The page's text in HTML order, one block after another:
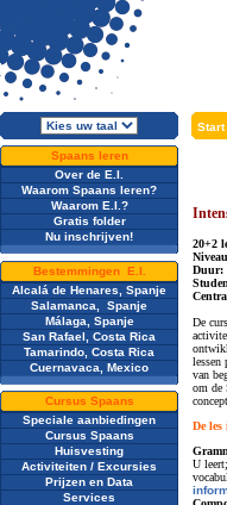
Start
Spaans leren
Over de E.I.
Waarom Spaans leren?
Waarom E.I.?
Gratis folder
Nu inschrijven!
Bestemmingen E.I.
Alcalá de Henares, Spanje
Salamanca, Spanje
Málaga, Spanje
San Rafael, Costa Rica
Tamarindo, Costa Rica
Cuernavaca, Mexico
Cursus Spaans
Speciale aanbiedingen
Cursus Spaans
Huisvesting
Activiteiten / Excursies
Prijzen en Data
Services
20+2
Duur:
De
lessen
van
om de
De
U